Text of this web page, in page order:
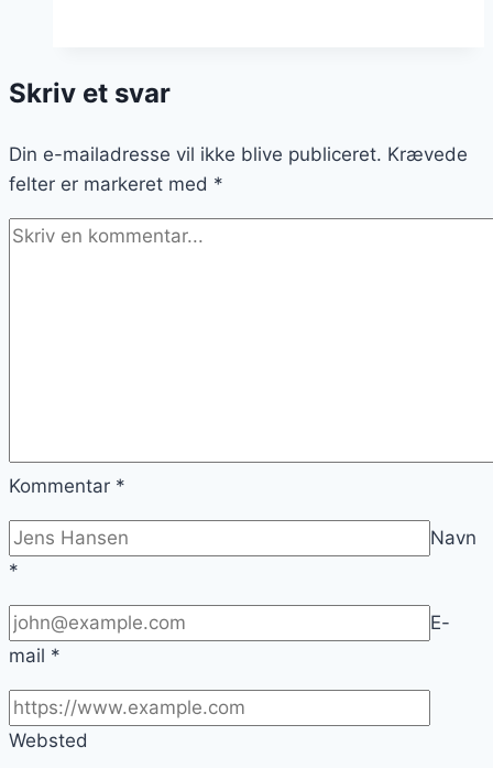
og
urter
Skriv et svar
Din e-mailadresse vil ikke blive publiceret. Krævede
felter er markeret med *
Kommentar *
Navn
*
E-
mail *
Websted